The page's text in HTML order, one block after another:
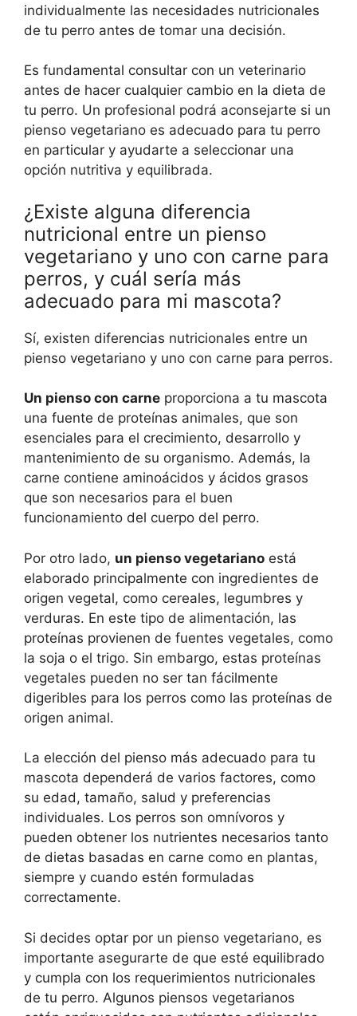
individualmente las necesidades nutricionales
de tu perro antes de tomar una decisión.
Es fundamental consultar con un veterinario
antes de hacer cualquier cambio en la dieta de
tu perro. Un profesional podrá aconsejarte si un
pienso vegetariano es adecuado para tu perro
en particular y ayudarte a seleccionar una
opción nutritiva y equilibrada.
¿Existe alguna diferencia
nutricional entre un pienso
vegetariano y uno con carne para
perros, y cuál sería más
adecuado para mi mascota?
Sí, existen diferencias nutricionales entre un
pienso vegetariano y uno con carne para perros.
Un pienso con carne proporciona a tu mascota
una fuente de proteínas animales, que son
esenciales para el crecimiento, desarrollo y
mantenimiento de su organismo. Además, la
carne contiene aminoácidos y ácidos grasos
que son necesarios para el buen
funcionamiento del cuerpo del perro.
Por otro lado, un pienso vegetariano está
elaborado principalmente con ingredientes de
origen vegetal, como cereales, legumbres y
verduras. En este tipo de alimentación, las
proteínas provienen de fuentes vegetales, como
la soja o el trigo. Sin embargo, estas proteínas
vegetales pueden no ser tan fácilmente
digeribles para los perros como las proteínas de
origen animal.
La elección del pienso más adecuado para tu
mascota dependerá de varios factores, como
su edad, tamaño, salud y preferencias
individuales. Los perros son omnívoros y
pueden obtener los nutrientes necesarios tanto
de dietas basadas en carne como en plantas,
siempre y cuando estén formuladas
correctamente.
Si decides optar por un pienso vegetariano, es
importante asegurarte de que esté equilibrado
y cumpla con los requerimientos nutricionales
de tu perro. Algunos piensos vegetarianos